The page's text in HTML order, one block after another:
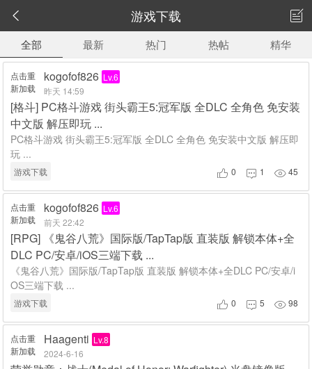
 游戏下载

全部
最新 热门 热帖 精华
点击重
新加载
kogofof826 Lv.6
昨天 14:59
[格斗] PC格斗游戏 街头霸王5:冠军版 全DLC 全角色 免安装
中文版 解压即玩 ...
PC格斗游戏 街头霸王5:冠军版 全DLC 全角色 免安装中文版 解压即
玩 ...
游戏下载  0  1 45
点击重
新加载
kogofof826 Lv.6
前天 22:42
[RPG] 《鬼谷八荒》国际版/TapTap版 直装版 解锁本体+全
DLC PC/安卓/iOS三端下载 ...
《鬼谷八荒》国际版/TapTap版 直装版 解锁本体+全DLC PC/安卓/i
OS三端下载 ...
游戏下载  0  5 98
点击重
新加载
Haagenti Lv.8
2024-6-16